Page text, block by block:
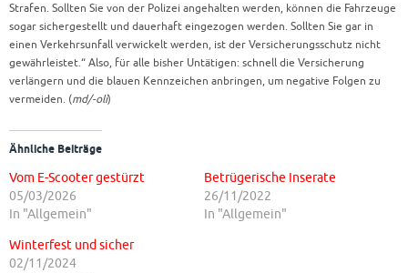
Strafen. Sollten Sie von der Polizei angehalten werden, können die Fahrzeuge
sogar sichergestellt und dauerhaft eingezogen werden. Sollten Sie gar in
einen Verkehrsunfall verwickelt werden, ist der Versicherungsschutz nicht
gewährleistet.“ Also, für alle bisher Untätigen: schnell die Versicherung
verlängern und die blauen Kennzeichen anbringen, um negative Folgen zu
vermeiden. (md/-oli)
Ähnliche Beiträge
Vom E-Scooter gestürzt
05/03/2026
In "Allgemein"
Betrügerische Inserate
26/11/2022
In "Allgemein"
Winterfest und sicher
02/11/2024